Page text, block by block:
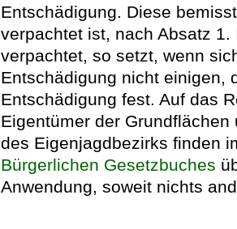
Entschädigung. Diese
verpachtet ist, nach Absatz
verpachtet, so setzt, wenn
Entschädigung nicht einigen,
Entschädigung fest. Auf das
Eigentümer der
des Eigenjagdbezirks finden
Bürgerlichen Gesetzbuches
Anwendung, soweit nichts